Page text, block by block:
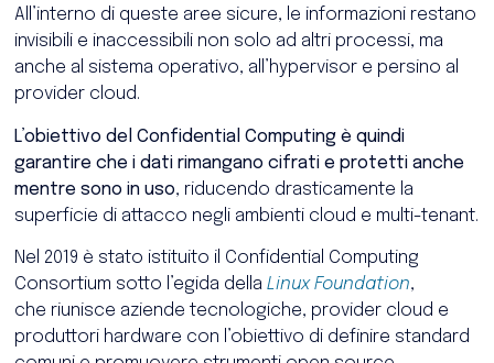
All’interno di queste aree sicure, le informazioni restano
invisibili e inaccessibili non solo ad altri processi, ma
anche al sistema operativo, all’hypervisor e persino al
provider cloud.
L’obiettivo del Confidential Computing è quindi
garantire che i dati rimangano cifrati e protetti anche
mentre sono in uso, riducendo drasticamente la
superficie di attacco negli ambienti cloud e multi-tenant.
Nel 2019 è stato istituito il Confidential Computing
Consortium sotto l’egida dellaLinux Foundation,
che riunisce aziende tecnologiche, provider cloud e
produttori hardware con l’obiettivo di definire standard